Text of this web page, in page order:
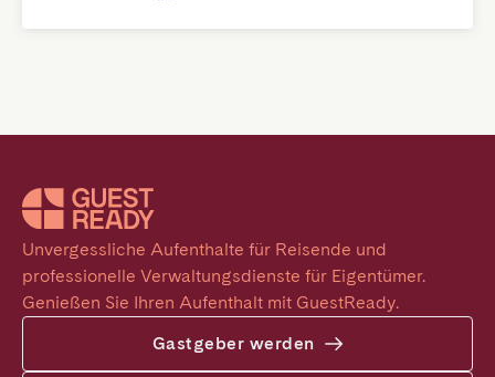
Unvergessliche Aufenthalte für Reisende und
professionelle Verwaltungsdienste für Eigentümer.
Genießen Sie Ihren Aufenthalt mit GuestReady.
Gastgeber werden